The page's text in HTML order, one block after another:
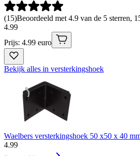
(15)Beoordeeld met 4.9 van de 5 sterren,
4.99
Prijs: 4.99 euro
Bekijk alles in versterkingshoek
Waelbers versterkingshoek 50 x50 x 40
4.99